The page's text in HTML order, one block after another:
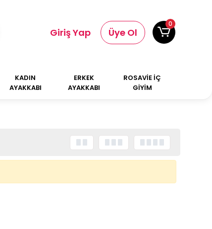
Giriş Yap Üye Ol
0
KADIN
AYAKKABI
ERKEK
AYAKKABI
ROSAVİE İÇ
GİYİM